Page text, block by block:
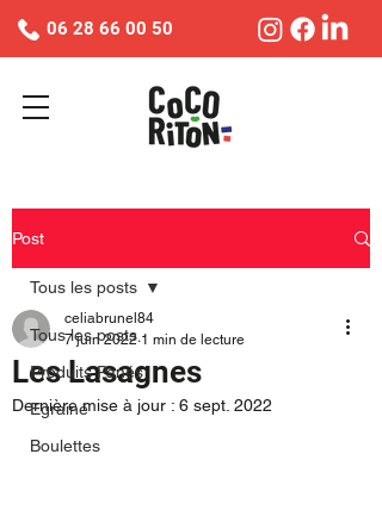
06 28 66 00 50
Post
Tous les posts
Produits Panés
Egrainé
Boulettes
Tous les posts
Les Lasagnes
celiabrunel84
7 juin 2022 1 min de lecture
Dernière mise à jour : 6 sept. 2022